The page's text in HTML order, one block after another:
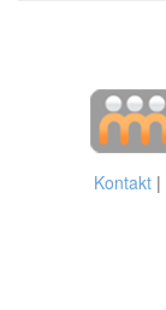
Kontakt |